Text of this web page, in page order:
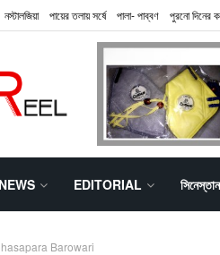
নস্টালজিয়া পায়ের তলায় সর্ষে পালা- পাব্বণ পুরনো দিনের
NEWS EDITORIAL সিনেস্তান
Barowari